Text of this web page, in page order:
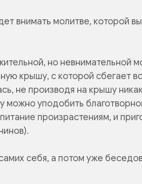
внимать молитве, которой
но невнимательной
крышу, с которой сбегает
не производя на крышу
можно уподобить
произрастениям, и
себя, а потом уже